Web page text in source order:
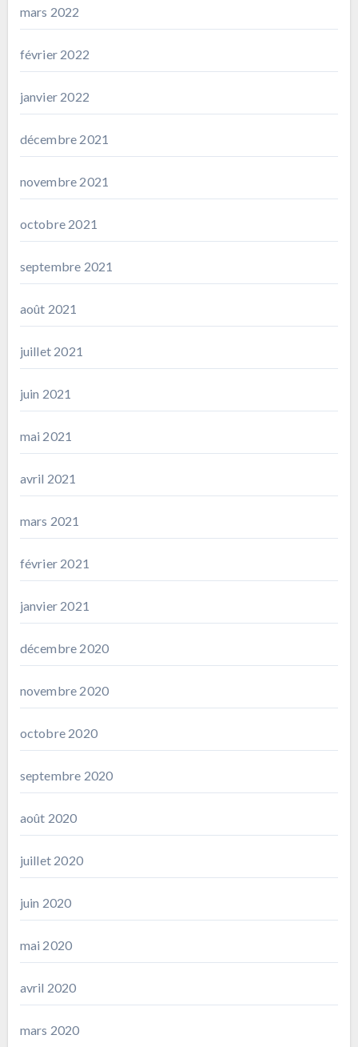
mars 2022
février 2022
janvier 2022
décembre 2021
novembre 2021
octobre 2021
septembre 2021
août 2021
juillet 2021
juin 2021
mai 2021
avril 2021
mars 2021
février 2021
janvier 2021
décembre 2020
novembre 2020
octobre 2020
septembre 2020
août 2020
juillet 2020
juin 2020
mai 2020
avril 2020
mars 2020